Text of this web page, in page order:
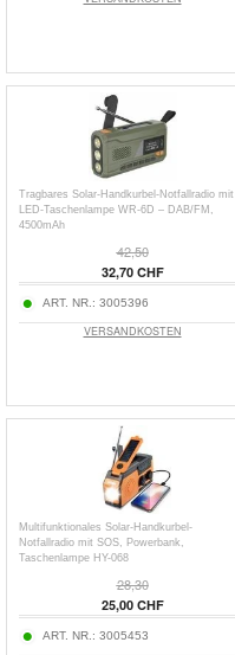
Tragbares Solar-Handkurbel-Notfallradio mit
LED-Taschenlampe WR-6D – DAB/FM,
4500mAh
42,50
32,70 CHF
ART. NR.: 3005396
VERSANDKOSTEN
Multifunktionales Solar-Handkurbel-
Notfallradio mit SOS, Powerbank,
Taschenlampe HY-068
28,30
25,00 CHF
ART. NR.: 3005453